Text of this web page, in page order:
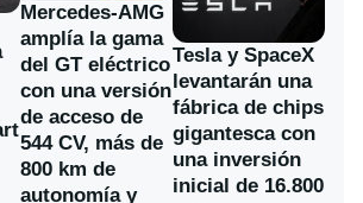
Mercedes-AMG
amplía la gama
del GT eléctrico
con una versión
de acceso de
544 CV, más de
800 km de
autonomía y
Tesla y SpaceX
levantarán una
fábrica de chips
gigantesca con
una inversión
inicial de 16.800